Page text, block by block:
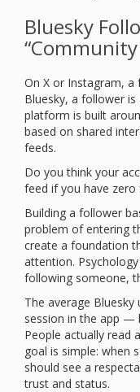
Bluesky
On X or Instagram,
Bluesky, a follower
platform is built
based on shared
feeds.
Do you think your
feed if you have
Building a follower
problem of entering
create a foundation
attention.
following someone,
The average
session in the app —
People actually read
goal is simple: when
should see a
trust and status.